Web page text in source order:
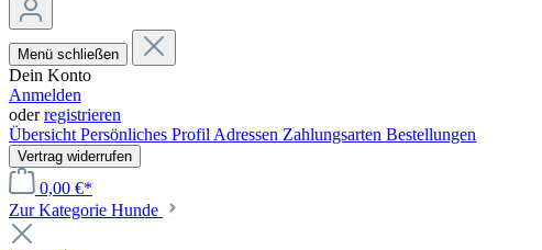
Menü schließen
Dein Konto
Anmelden
oderregistrieren
ÜbersichtPersönliches ProfilAdressen Zahlungsarten Bestellungen
Vertrag widerrufen
0,00 €*
Zur Kategorie Hunde